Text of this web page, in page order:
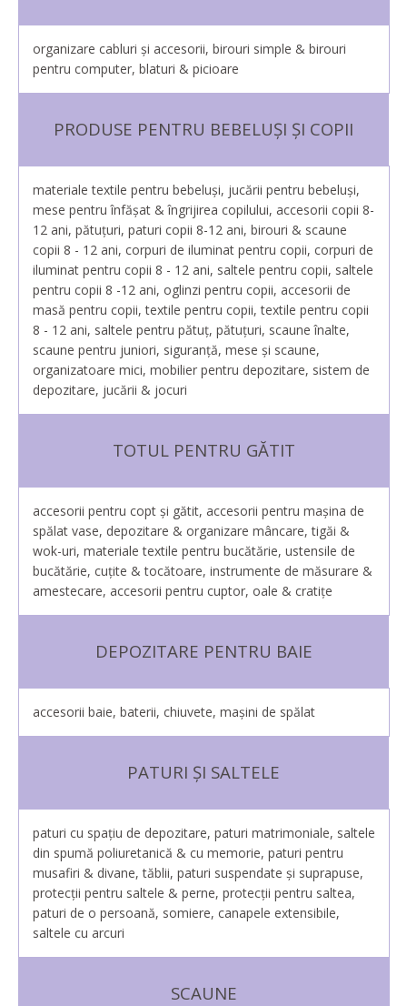
organizare cabluri și accesorii, birouri simple & birouri
pentru computer, blaturi & picioare
PRODUSE PENTRU BEBELUȘI ȘI COPII
materiale textile pentru bebeluși, jucării pentru bebeluși,
mese pentru înfășat & îngrijirea copilului, accesorii copii 8-
12 ani, pătuțuri, paturi copii 8-12 ani, birouri & scaune
copii 8 - 12 ani, corpuri de iluminat pentru copii, corpuri de
iluminat pentru copii 8 - 12 ani, saltele pentru copii, saltele
pentru copii 8 -12 ani, oglinzi pentru copii, accesorii de
masă pentru copii, textile pentru copii, textile pentru copii
8 - 12 ani, saltele pentru pătuț, pătuțuri, scaune înalte,
scaune pentru juniori, siguranţă, mese şi scaune,
organizatoare mici, mobilier pentru depozitare, sistem de
depozitare, jucării & jocuri
TOTUL PENTRU GĂTIT
accesorii pentru copt și gătit, accesorii pentru mașina de
spălat vase, depozitare & organizare mâncare, tigăi &
wok-uri, materiale textile pentru bucătărie, ustensile de
bucătărie, cuţite & tocătoare, instrumente de măsurare &
amestecare, accesorii pentru cuptor, oale & cratiţe
DEPOZITARE PENTRU BAIE
accesorii baie, baterii, chiuvete, maşini de spălat
PATURI ȘI SALTELE
paturi cu spaţiu de depozitare, paturi matrimoniale, saltele
din spumă poliuretanică & cu memorie, paturi pentru
musafiri & divane, tăblii, paturi suspendate şi suprapuse,
protecţii pentru saltele & perne, protecții pentru saltea,
paturi de o persoană, somiere, canapele extensibile,
saltele cu arcuri
SCAUNE